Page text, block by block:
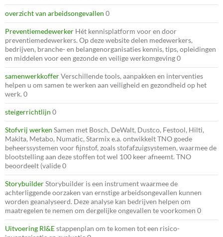
overzicht van arbeidsongevallen 0
Preventiemedewerker Hét kennisplatform voor en door
preventiemedewerkers. Op deze website delen medewerkers,
bedrijven, branche- en belangenorganisaties kennis, tips, opleidingen
en middelen voor een gezonde en veilige werkomgeving 0
samenwerkkofferVerschillende tools, aanpakken en interventies
helpen u om samen te werken aan veiligheid en gezondheid op het
werk. 0
steigerrichtlijn 0
Stofvrij werken Samen met Bosch, DeWalt, Dustco, Festool, Hilti,
Makita, Metabo, Numatic, Starmix e.a. ontwikkelt TNO goede
beheerssystemen voor fijnstof, zoals stofafzuigsystemen, waarmee de
blootstelling aan deze stoffen tot wel 100 keer afneemt. TNO
beoordeelt (valide 0
StorybuilderStorybuilder is een instrument waarmee de
achterliggende oorzaken van ernstige arbeidsongevallen kunnen
worden geanalyseerd. Deze analyse kan bedrijven helpen om
maatregelen te nemen om dergelijke ongevallen te voorkomen 0
Uitvoering RI&Estappenplan om te komen tot een risico-